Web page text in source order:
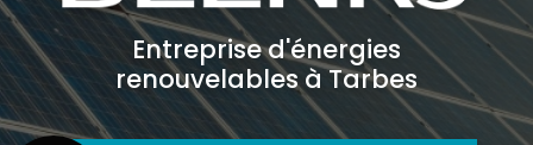
Entreprise d'énergies
renouvelables à Tarbes